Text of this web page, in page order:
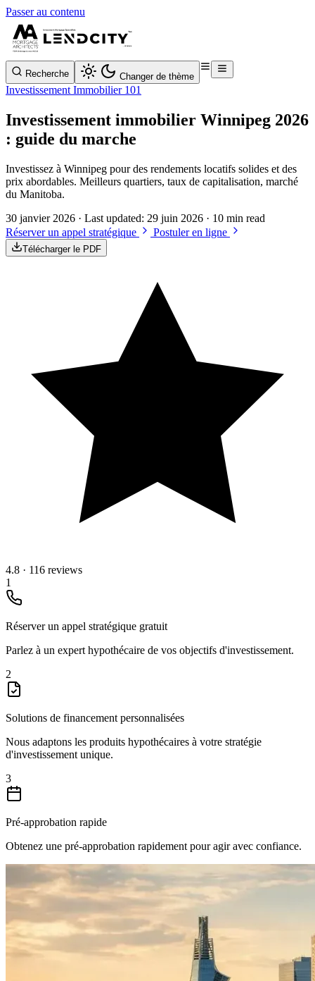
Passer au contenu
Recherche Changer de thème
Investissement Immobilier 101
Investissement immobilier Winnipeg 2026
: guide du marche
Investissez à Winnipeg pour des rendements locatifs solides et des
prix abordables. Meilleurs quartiers, taux de capitalisation, marché
du Manitoba.
30 janvier 2026 · Last updated: 29 juin 2026 · 10 min read
Réserver un appel stratégique
Postuler en ligne
Télécharger le PDF
4.8 · 116 reviews
1
Réserver un appel stratégique gratuit
Parlez à un expert hypothécaire de vos objectifs d'investissement.
2
Solutions de financement personnalisées
Nous adaptons les produits hypothécaires à votre stratégie
d'investissement unique.
3
Pré-approbation rapide
Obtenez une pré-approbation rapidement pour agir avec confiance.